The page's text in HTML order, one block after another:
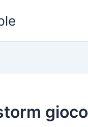
gioco